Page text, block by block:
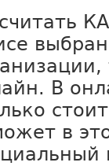
В
в